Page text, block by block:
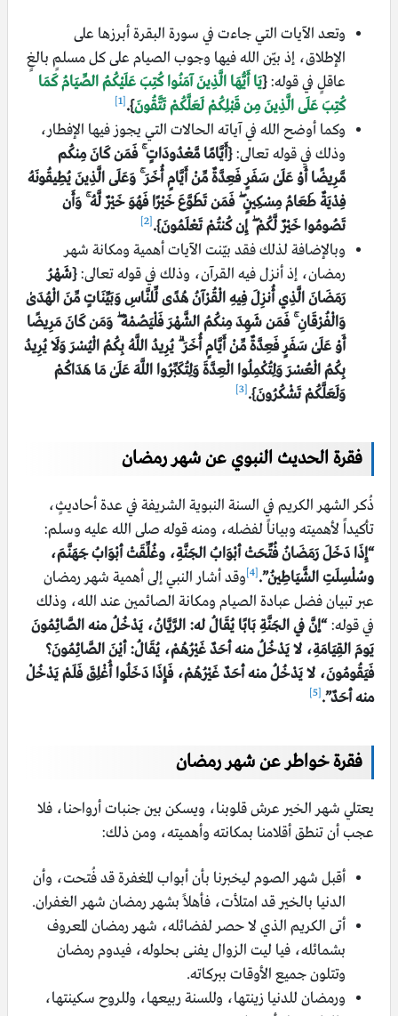
وتعد الآيات التي جاءت في سورة البقرة أبرزها على
الإطلاق، إذ بيّن الله فيها وجوب الصيام على كل مسلمٍ بالغٍ
عاقلٍ في قوله:{يَا أَيُّهَا الَّذِينَ آمَنُوا كُتِبَ عَلَيْكُمُ الصِّيَامُ كَمَا
كُتِبَ عَلَى الَّذِينَ مِن قَبْلِكُمْ لَعَلَّكُمْ تَتَّقُونَ}.
[1]
وكما أوضح الله في آياته الحالات التي يجوز فيها الإفطار،
وذلك في قوله تعالى:{أَيَّامًا مَّعْدُودَاتٍ ۚ فَمَن كَانَ مِنكُم
مَّرِيضًا أَوْ عَلَىٰ سَفَرٍ فَعِدَّةٌ مِّنْ أَيَّامٍ أُخَرَ ۚ وَعَلَى الَّذِينَ يُطِيقُونَهُ
فِدْيَةٌ طَعَامُ مِسْكِينٍ ۖ فَمَن تَطَوَّعَ خَيْرًا فَهُوَ خَيْرٌ لَّهُ ۚ وَأَن
تَصُومُوا خَيْرٌ لَّكُمْ ۖ إِن كُنتُمْ تَعْلَمُونَ}.[2]
وبالإضافة لذلك فقد بيّنت الآيات أهمية ومكانة شهر
رمضان، إذ أنزل فيه القرآن، وذلك في قوله تعالى:{شَهْرُ
رَمَضَانَ الَّذِي أُنزِلَ فِيهِ الْقُرْآنُ هُدًى لِّلنَّاسِ وَبَيِّنَاتٍ مِّنَ الْهُدَىٰ
وَالْفُرْقَانِ ۚ فَمَن شَهِدَ مِنكُمُ الشَّهْرَ فَلْيَصُمْهُ ۖ وَمَن كَانَ مَرِيضًا
أَوْ عَلَىٰ سَفَرٍ فَعِدَّةٌ مِّنْ أَيَّامٍ أُخَرَ ۗ يُرِيدُ اللَّهُ بِكُمُ الْيُسْرَ وَلَا يُرِيدُ
بِكُمُ الْعُسْرَ وَلِتُكْمِلُوا الْعِدَّةَ وَلِتُكَبِّرُوا اللَّهَ عَلَىٰ مَا هَدَاكُمْ
وَلَعَلَّكُمْ تَشْكُرُونَ}.[3]
فقرة الحديث النبوي عن شهر رمضان
ذُكر الشهر الكريم في السنة النبوية الشريفة في عدة أحاديثٍ،
تأكيداً لأهميته وبياناً لفضله، ومنه قوله صلى الله عليه وسلم:
“إِذَا دَخَلَ رَمَضَانُ فُتِّحَتْ أبْوَابُ الجَنَّةِ، وغُلِّقَتْ أبْوَابُ جَهَنَّمَ،
وسُلْسِلَتِ الشَّيَاطِينُ”.[4]
وقد أشار النبي إلى أهمية شهر رمضان
عبر تبيان فضل عبادة الصيام ومكانة الصائمين عند الله، وذلك
في قوله:“إنَّ في الجَنَّةِ بَابًا يُقَالُ له: الرَّيَّانُ، يَدْخُلُ منه الصَّائِمُونَ
يَومَ القِيَامَةِ، لا يَدْخُلُ منه أحَدٌ غَيْرُهُمْ، يُقَالُ: أيْنَ الصَّائِمُونَ؟
فَيَقُومُونَ، لا يَدْخُلُ منه أحَدٌ غَيْرُهُمْ، فَإِذَا دَخَلُوا أُغْلِقَ فَلَمْ يَدْخُلْ
منه أحَدٌ”.[5]
فقرة خواطر عن شهر رمضان
يعتلي شهر الخير عرش قلوبنا، ويسكن بين جنبات أرواحنا، فلا
عجب أن تنطق أقلامنا بمكانته وأهميته، ومن ذلك:
أقبل شهر الصوم ليخبرنا بأن أبواب المغفرة قد فُتحت، وأن
الدنيا بالخير قد امتلأت، فأهلاً بشهر رمضان شهر الغفران.
أتى الكريم الذي لا حصر لفضائله، شهر رمضان المعروف
بشمائله، فيا ليت الزوال يفنى بحلوله، فيدوم رمضان
وتتلون جميع الأوقات ببركاته.
ورمضان للدنيا زينتها، وللسنة ربيعها، وللروح سكينتها،